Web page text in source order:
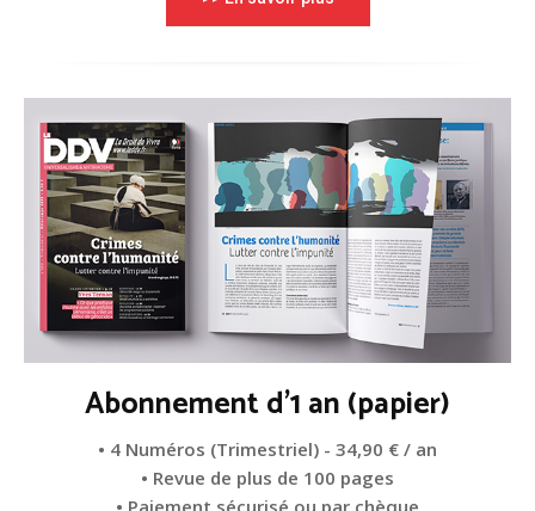
Abonnement d'1 an (papier)
• 4 Numéros (Trimestriel) - 34,90 € / an
• Revue de plus de 100 pages
• Paiement sécurisé ou par chèque